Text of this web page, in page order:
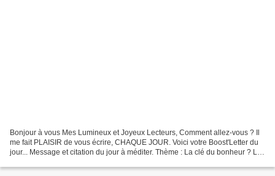
Bonjour à vous Mes Lumineux et Joyeux Lecteurs, Comment allez-vous ? Il
me fait PLAISIR de vous écrire, CHAQUE JOUR. Voici votre Boost'Letter du
jour... Message et citation du jour à méditer. Thème : La clé du bonheur ? LA